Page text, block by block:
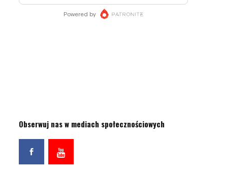
Obserwuj nas w mediach społecznościowych